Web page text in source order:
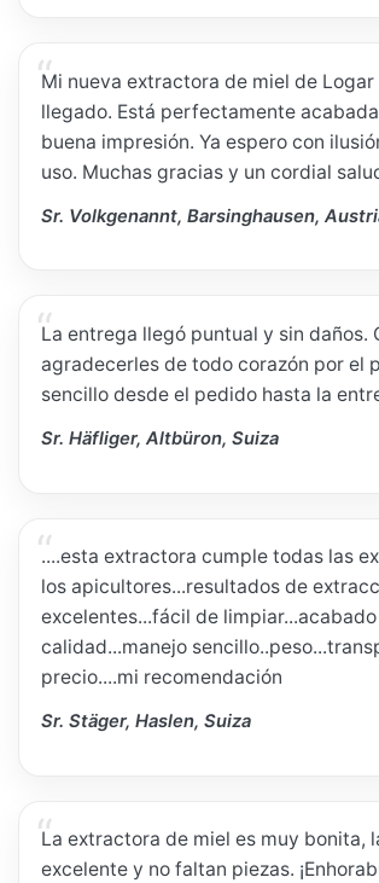
Mi nueva extractora de miel de Logar
llegado. Está perfectamente
buena impresión. Ya espero con
uso. Muchas gracias y un cordial
Sr. Volkgenannt, Barsinghausen,
La entrega llegó puntual y sin daños.
agradecerles de todo corazón por el
sencillo desde el pedido hasta la
Sr. Häfliger, Altbüron, Suiza
....esta extractora cumple todas las
los apicultores...resultados de
excelentes...fácil de
calidad...manejo
precio....mi recomendación
Sr. Stäger, Haslen, Suiza
La extractora de miel es muy bonita,
excelente y no faltan piezas.